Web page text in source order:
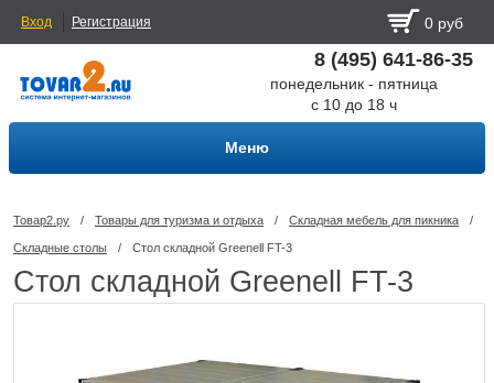
Вход Регистрация 0 руб
8 (495) 641-86-35
понедельник - пятница
с 10 до 18 ч
Меню
Товар2.ру / Товары для туризма и отдыха / Складная мебель для пикника /
Складные столы / Стол складной Greenell FT-3
Стол складной Greenell FT-3